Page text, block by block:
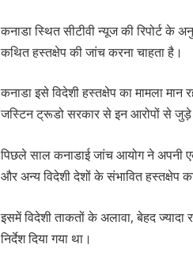
कनाडा स्थित सीटीवी न्यूज की रिपोर्ट के
कथित हस्तक्षेप की जांच करना चाहता है।
कनाडा इसे विदेशी हस्तक्षेप का मामला
जस्टिन ट्रूडो सरकार से इन आरोपों से
पिछले साल कनाडाई जांच आयोग ने अपनी
और अन्य विदेशी देशों के संभावित हस्तक्षेप
इसमें विदेशी ताकतों के अलावा, बेहद
निर्देश दिया गया था।